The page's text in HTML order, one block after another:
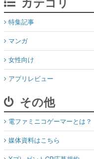
特集記事
マンガ
女性向け
アプリレビュー
その他
電ファミニコゲーマーとは？
媒体資料はこちら